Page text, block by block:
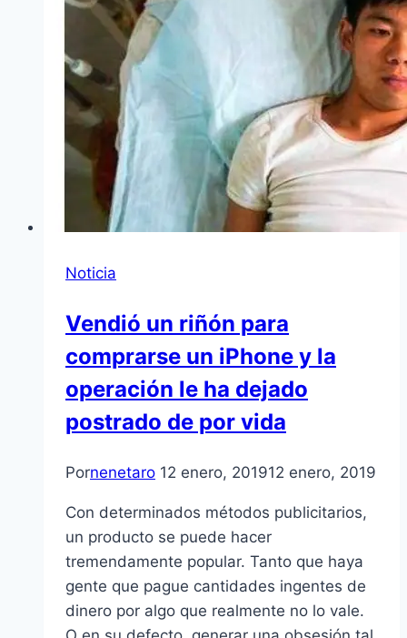
Noticia
Vendió un riñón para
comprarse un iPhone y la
operación le ha dejado
postrado de por vida
Pornenetaro 12 enero, 201912 enero, 2019
Con determinados métodos publicitarios,
un producto se puede hacer
tremendamente popular. Tanto que haya
gente que pague cantidades ingentes de
dinero por algo que realmente no lo vale.